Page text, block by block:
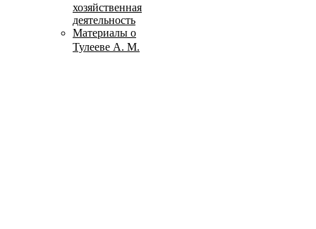
хозяйственная
деятельность
Материалы о
Тулееве А. М.